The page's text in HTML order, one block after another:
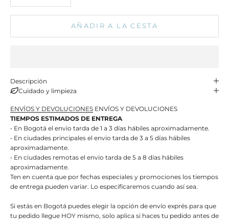
AÑADIR A LA CESTA
Descripción
Cuidado y limpieza
ENVÍOS Y DEVOLUCIONES ENVÍOS Y DEVOLUCIONES
TIEMPOS ESTIMADOS DE ENTREGA
• En Bogotá el envio tarda de 1 a 3 días hábiles aproximadamente.
• En ciudades principales el envio tarda de 3 a 5 días hábiles
aproximadamente.
• En ciudades remotas el envio tarda de 5 a 8 días hábiles
aproximadamente.
Ten en cuenta que por fechas especiales y promociones los tiempos
de entrega pueden variar. Lo especificaremos cuando así sea.
Si estás en Bogotá puedes elegir la opción de envío exprés para que
tu pedido llegue HOY mismo, solo aplica si haces tu pedido antes de